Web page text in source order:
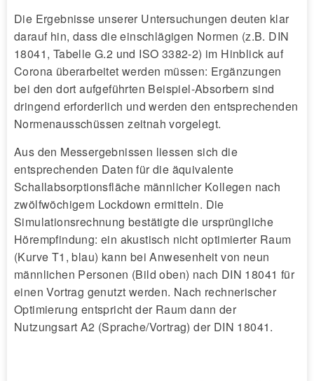
Die Ergebnisse unserer Untersuchungen deuten klar
darauf hin, dass die einschlägigen Normen (z.B. DIN
18041, Tabelle G.2 und ISO 3382-2) im Hinblick auf
Corona überarbeitet werden müssen: Ergänzungen
bei den dort aufgeführten Beispiel-Absorbern sind
dringend erforderlich und werden den entsprechenden
Normenausschüssen zeitnah vorgelegt.
Aus den Messergebnissen liessen sich die
entsprechenden Daten für die äquivalente
Schallabsorptionsfläche männlicher Kollegen nach
zwölfwöchigem Lockdown ermitteln. Die
Simulationsrechnung bestätigte die ursprüngliche
Hörempfindung: ein akustisch nicht optimierter Raum
(Kurve T1, blau) kann bei Anwesenheit von neun
männlichen Personen (Bild oben) nach DIN 18041 für
einen Vortrag genutzt werden. Nach rechnerischer
Optimierung entspricht der Raum dann der
Nutzungsart A2 (Sprache/Vortrag) der DIN 18041.